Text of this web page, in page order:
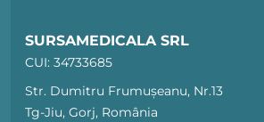
SURSAMEDICALA SRL
CUI: 34733685
Str. Dumitru Frumușeanu, Nr.13
Tg-Jiu, Gorj, România